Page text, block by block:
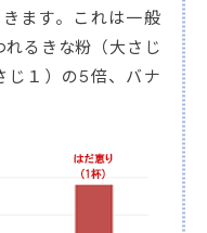
ます。これは一般
るきな粉（大さじ
じ１）の5倍、バナ